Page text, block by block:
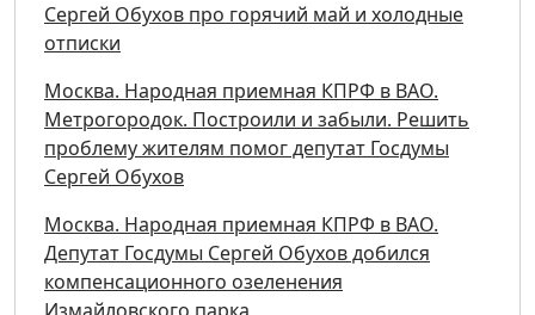
Сергей Обухов про горячий май и холодные
отписки
Москва. Народная приемная КПРФ в ВАО.
Метрогородок. Построили и забыли. Решить
проблему жителям помог депутат Госдумы
Сергей Обухов
Москва. Народная приемная КПРФ в ВАО.
Депутат Госдумы Сергей Обухов добился
компенсационного озеленения